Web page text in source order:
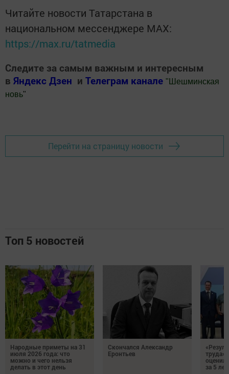
Читайте новости Татарстана в
национальном мессенджере MАХ:
https://max.ru/tatmedia
Следите за самым важным и интересным
в Яндекс Дзен и Телеграм канале " Шешминская
новь"
Перейти на страницу новости
Топ 5 новостей
Народные приметы на 31
июля 2026 года: что
можно и чего нельзя
делать в этот день
Скончался Александр
Еронтьев
за 5 лет